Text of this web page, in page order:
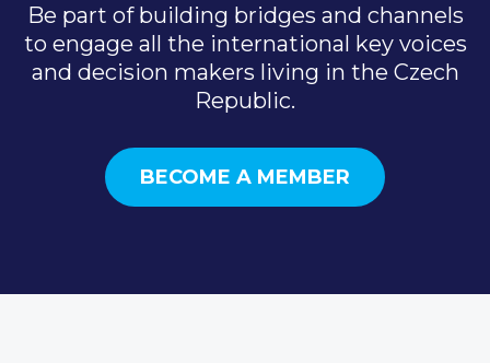
Be part of building bridges and channels
to engage all the international key voices
and decision makers living in the Czech
Republic.
BECOME A MEMBER